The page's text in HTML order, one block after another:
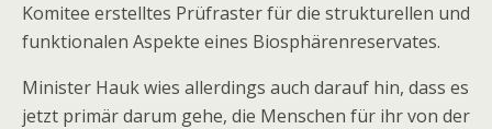
Komitee erstelltes Prüfraster für die strukturellen und
funktionalen Aspekte eines Biosphärenreservates.
Minister Hauk wies allerdings auch darauf hin, dass es
jetzt primär darum gehe, die Menschen für ihr von der